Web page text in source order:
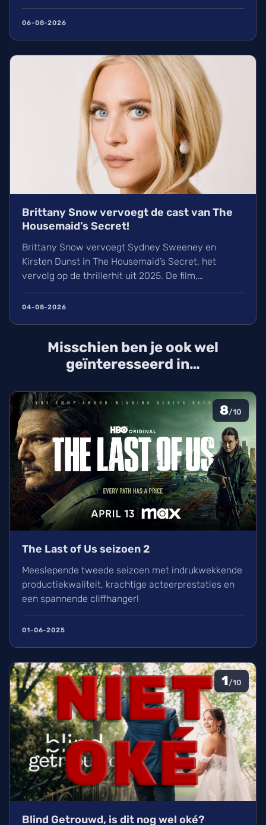
Paramount+, volgt een dokter die het opneemt
tegen terroristen in een Londens ziekenhuis.
06-08-2026
Brittany Snow vervoegt de cast van The
Housemaid’s Secret!
Brittany Snow vervoegt Sydney Sweeney en
Kirsten Dunst in The Housemaid’s Secret, het
vervolg op de thrillerhit uit 2025. De film,
gebaseerd op de boeken van Freida McFadden,
verschijnt op woensdag 15 december 2027 in de
alles over de cast en de film.
04-08-2026
Misschien ben je ook wel
geïnteresseerd in…
8/10
The Last of Us seizoen 2
Meeslepende tweede seizoen met indrukwekkende
productiekwaliteit, krachtige acteerprestaties en
een spannende cliffhanger!
01-06-2025
1/10
Blind Getrouwd, is dit nog wel oké?